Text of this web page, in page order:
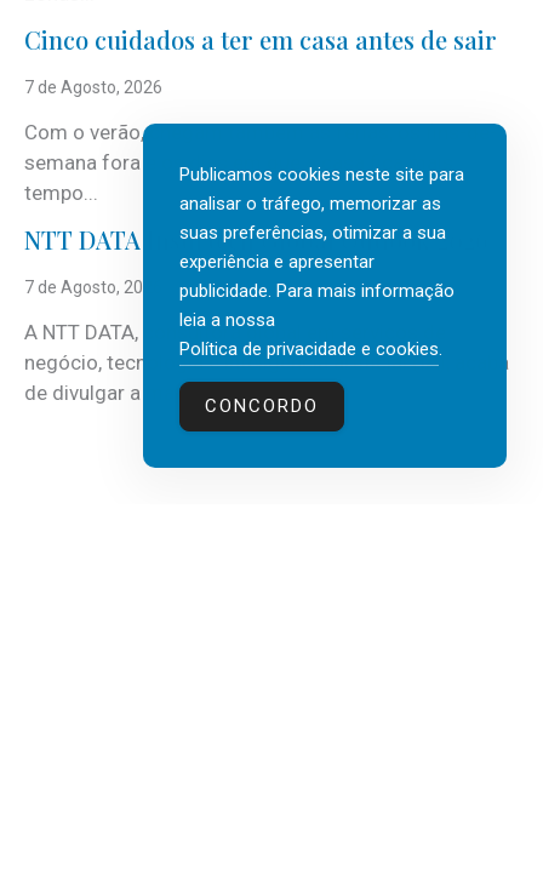
Cinco cuidados a ter em casa antes de sair
7 de Agosto, 2026
Com o verão, chegam também as férias, os fins-de-
semana fora e os dias em que a casa fica mais
tempo...
NTT DATA Insurtech Global Outlook 2026
7 de Agosto, 2026
A NTT DATA, consultora global em serviços de
negócio, tecnologia e inteligência artificial (IA), acaba
de divulgar a mais recente...
Publicamos cookies neste site para
analisar o tráfego, memorizar as
suas preferências, otimizar a sua
experiência e apresentar
publicidade. Para mais informação
leia a nossa
Política de privacidade e cookies.
CONCORDO